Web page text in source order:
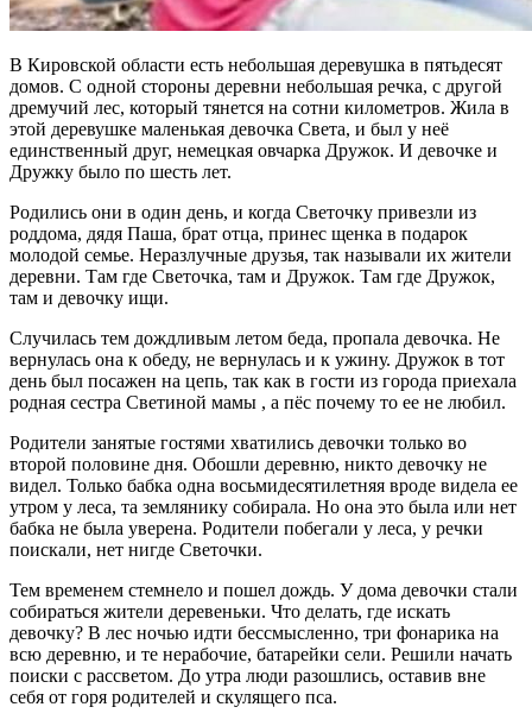
В Кировской области есть небольшая деревушка в пятьдесят
домов. С одной стороны деревни небольшая речка, с другой
дремучий лес, который тянется на сотни километров. Жила в
этой деревушке маленькая девочка Света, и был у неё
единственный друг, немецкая овчарка Дружок. И девочке и
Дружку было по шесть лет.
Родились они в один день, и когда Светочку привезли из
роддома, дядя Паша, брат отца, принес щенка в подарок
молодой семье. Неразлучные друзья, так называли их жители
деревни. Там где Светочка, там и Дружок. Там где Дружок,
там и девочку ищи.
Случилась тем дождливым летом беда, пропала девочка. Не
вернулась она к обеду, не вернулась и к ужину. Дружок в тот
день был посажен на цепь, так как в гости из города приехала
родная сестра Светиной мамы , а пёс почему то ее не любил.
Родители занятые гостями хватились девочки только во
второй половине дня. Обошли деревню, никто девочку не
видел. Только бабка одна восьмидесятилетняя вроде видела ее
утром у леса, та землянику собирала. Но она это была или нет
бабка не была уверена. Родители побегали у леса, у речки
поискали, нет нигде Светочки.
Тем временем стемнело и пошел дождь. У дома девочки стали
собираться жители деревеньки. Что делать, где искать
девочку? В лес ночью идти бессмысленно, три фонарика на
всю деревню, и те нерабочие, батарейки сели. Решили начать
поиски с рассветом. До утра люди разошлись, оставив вне
себя от горя родителей и скулящего пса.